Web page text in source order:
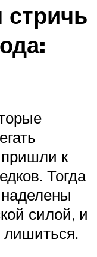
стричь
пришли к
Тогда
силой, и
лишиться.